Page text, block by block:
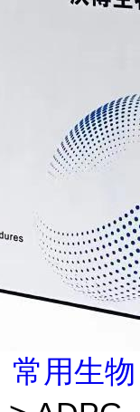
常用生物